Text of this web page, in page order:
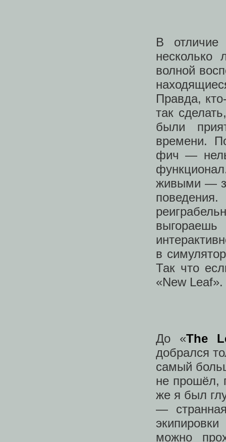
В
несколько
волной
Правда,
так
были
времени.
фич —
живыми —
в
Так что
«New Leaf».
До «The
добрался
самый
не прошёл,
же я был
—
можно